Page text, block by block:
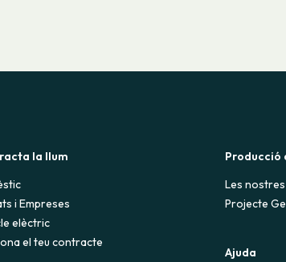
la llum
i Empreses
elèctric
el teu contracte
Producció
Les nostres
Projecte
Ajuda